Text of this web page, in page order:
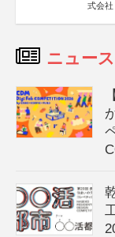
式会社
ニュース